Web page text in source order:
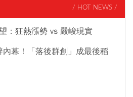
/ HOT NEWS /
：狂熱漲勢 vs 嚴峻現實
幕！「落後群創」成最後稻